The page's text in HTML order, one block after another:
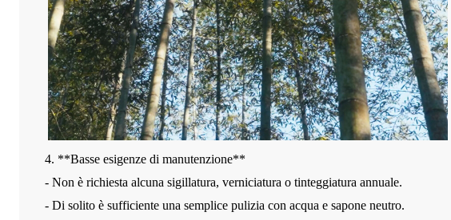
4. **Basse esigenze di manutenzione**
- Non è richiesta alcuna sigillatura, verniciatura o tinteggiatura annuale.
- Di solito è sufficiente una semplice pulizia con acqua e sapone neutro.